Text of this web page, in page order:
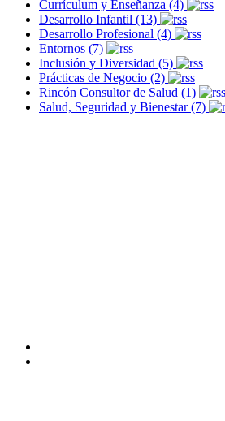
Currículum y Enseñanza (4)
Desarrollo Infantil (13)
Desarrollo Profesional (4)
Entornos (7)
Inclusión y Diversidad (5)
Prácticas de Negocio (2)
Rincón Consultor de Salud (1)
Salud, Seguridad y Bienestar (7)